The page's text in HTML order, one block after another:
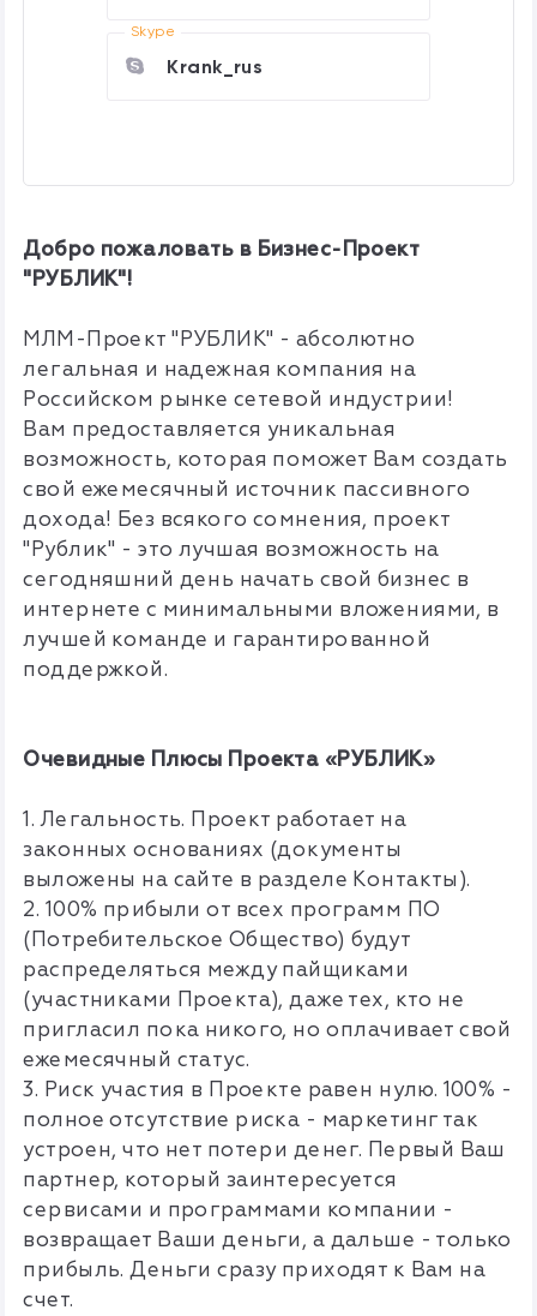
Skype
Krank_rus
Добро пожаловать в Бизнес-Проект
"РУБЛИК"!
МЛМ-Проект "РУБЛИК" - абсолютно
легальная и надежная компания на
Российском рынке сетевой индустрии!
Вам предоставляется уникальная
возможность, которая поможет Вам создать
свой ежемесячный источник пассивного
дохода! Без всякого сомнения, проект
"Рублик" - это лучшая возможность на
сегодняшний день начать свой бизнес в
интернете с минимальными вложениями, в
лучшей команде и гарантированной
поддержкой.
Очевидные Плюсы Проекта «РУБЛИК»
1. Легальность. Проект работает на
законных основаниях (документы
выложены на сайте в разделе Контакты).
2. 100% прибыли от всех программ ПО
(Потребительское Общество) будут
распределяться между пайщиками
(участниками Проекта), даже тех, кто не
пригласил пока никого, но оплачивает свой
ежемесячный статус.
3. Риск участия в Проекте равен нулю. 100% -
полное отсутствие риска - маркетинг так
устроен, что нет потери денег. Первый Ваш
партнер, который заинтересуется
сервисами и программами компании -
возвращает Ваши деньги, а дальше - только
прибыль. Деньги сразу приходят к Вам на
счет.